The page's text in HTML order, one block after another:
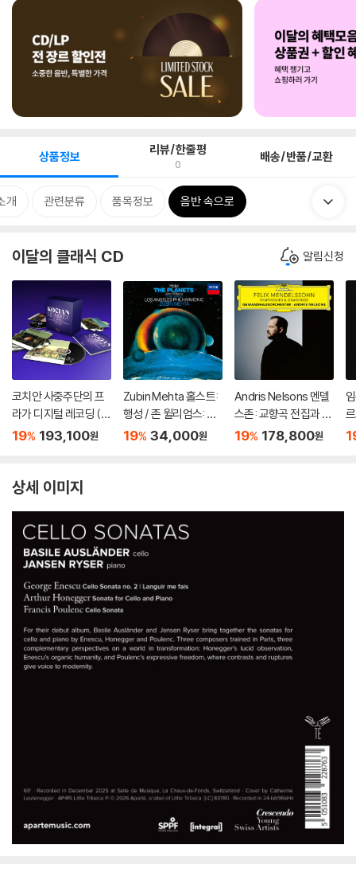
상품정보 리뷰/한줄평
0 배송/반품/교환
개 관련분류 품목정보 음반 속으로
이달의 클래식 CD 알림신청
코치안 사중주단의 프
라가 디지털 레코딩 (1
996~2010) (The Co
D]
19% 193,100원
Zubin Mehta 홀스트:
행성 / 존 윌리엄스: 스
타워즈 모음곡 (Gusta
19% 34,000원
Andris Nelsons 멘델
스존: 교향곡 전집과 오
라토리오 (Mendelss
19% 178,800원
상세 이미지